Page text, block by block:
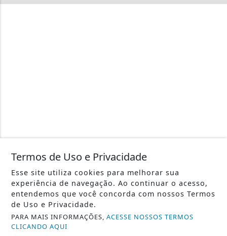
Termos de Uso e Privacidade
Esse site utiliza cookies para melhorar sua
experiência de navegação. Ao continuar o acesso,
entendemos que você concorda com nossos Termos
de Uso e Privacidade.
PARA MAIS INFORMAÇÕES,ACESSE NOSSOS TERMOS
CLICANDO AQUI